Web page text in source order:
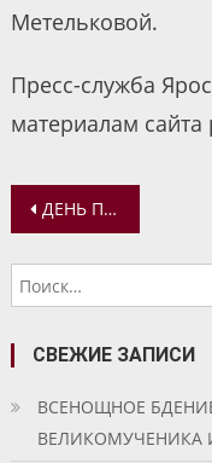
Метельковой.
Пресс-служба
материалам
Навигация
по
записям
ДЕНЬ ПАМЯТИ СВЯТИТЕЛЯ АГАФАНГЕЛА, МИТРОПОЛИТА ЯРОСЛАВСКОГО
СВЕЖИЕ ЗАПИСИ
ВСЕНОЩНОЕ
ВЕЛИКОМУЧЕНИКА